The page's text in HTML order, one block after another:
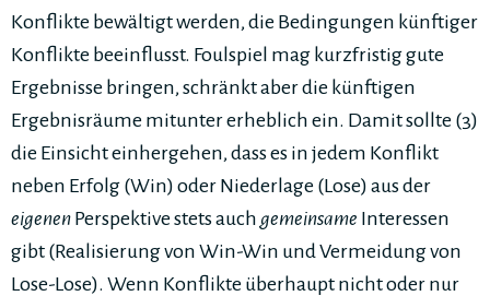
Konflikte bewältigt werden, die Bedingungen künftiger
Konflikte beeinflusst. Foulspiel mag kurzfristig gute
Ergebnisse bringen, schränkt aber die künftigen
Ergebnisräume mitunter erheblich ein. Damit sollte (3)
die Einsicht einhergehen, dass es in jedem Konflikt
neben Erfolg (Win) oder Niederlage (Lose) aus der
eigenen Perspektive stets auch gemeinsame Interessen
gibt (Realisierung von Win-Win und Vermeidung von
Lose-Lose). Wenn Konflikte überhaupt nicht oder nur